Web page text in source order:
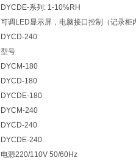
DYCDE-系列: 1-10%RH
可调LED显示屏，电脑接口控制（记录柜
DYCD-240
型号
DYCM-180
DYCD-180
DYCDE-180
DYCM-240
DYCD-240
DYCDE-240
电源220/110V 50/60Hz